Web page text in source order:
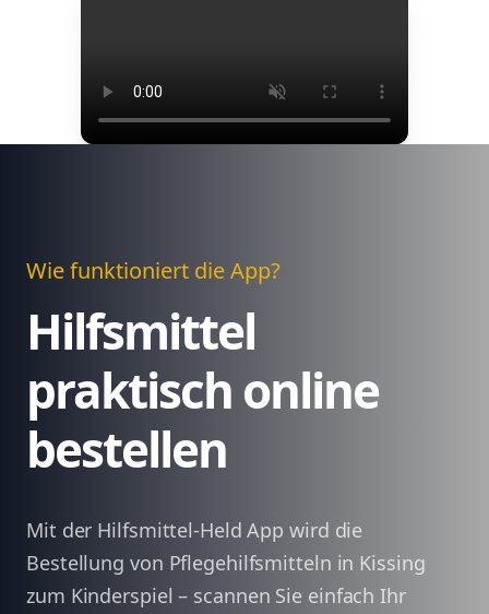
Wie funktioniert die App?
Hilfsmittel
praktisch online
bestellen
Mit der Hilfsmittel-Held App wird die
Bestellung von Pflegehilfsmitteln in Kissing
zum Kinderspiel – scannen Sie einfach Ihr